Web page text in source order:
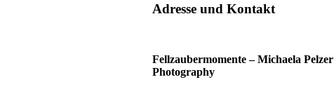
Adresse und Kontakt
Fellzaubermomente –Michaela Pelzer
Photography